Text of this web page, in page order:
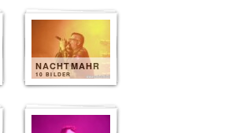
NACHTMAHR
10 BILDER